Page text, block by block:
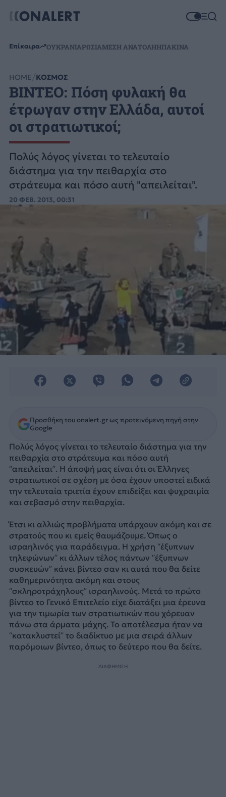
Επίκαιρα ΟΥΚΡΑΝΙΑΡΩΣΙΑΜΕΣΗ ΑΝΑΤΟΛΗΗΠΑΚΙΝΑ
HOME ΚΟΣΜΟΣ
ΒΙΝΤΕΟ: Πόση φυλακή θα
έτρωγαν στην Ελλάδα, αυτοί
οι στρατιωτικοί;
Πολύς λόγος γίνεται το τελευταίο
διάστημα για την πειθαρχία στο
στράτευμα και πόσο αυτή "απειλείται".
20 ΦΕΒ. 2013, 00:31
Προσθήκη του onalert.gr ως προτεινόμενη πηγή στην
Google
Πολύς λόγος γίνεται το τελευταίο διάστημα για την
πειθαρχία στο στράτευμα και πόσο αυτή
“απειλείται”. Η άποψή μας είναι ότι οι Έλληνες
στρατιωτικοί σε σχέση με όσα έχουν υποστεί ειδικά
την τελευταία τριετία έχουν επιδείξει και ψυχραιμία
και σεβασμό στην πειθαρχία.
Έτσι κι αλλιώς προβλήματα υπάρχουν ακόμη και σε
στρατούς που κι εμείς θαυμάζουμε. Όπως ο
ισραηλινός για παράδειγμα. Η χρήση “έξυπνων
τηλεφώνων” κι άλλων τέλος πάντων “έξυπνων
συσκευών” κάνει βίντεο σαν κι αυτά που θα δείτε
καθημερινότητα ακόμη και στους
“σκληροτράχηλους” ισραηλινούς. Μετά το πρώτο
βίντεο το Γενικό Επιτελείο είχε διατάξει μια έρευνα
για την τιμωρία των στρατιωτικών που χόρευαν
πάνω στα άρματα μάχης. Το αποτέλεσμα ήταν να
“κατακλυστεί” το διαδίκτυο με μια σειρά άλλων
παρόμοιων βίντεο, όπως το δεύτερο που θα δείτε.
ΔΙΑΦΗΜΙΣΗ